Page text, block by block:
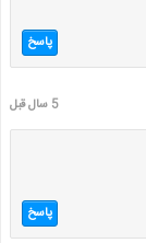
پاسخ
5 سال قبل
پاسخ